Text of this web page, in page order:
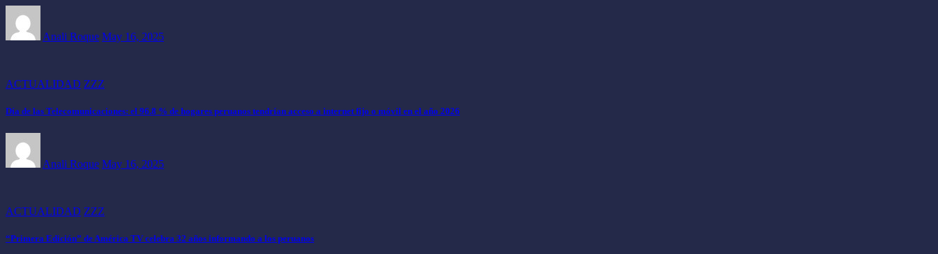
Anali Roque May 16, 2025
ACTUALIDAD ZZZ
Día de las Telecomunicaciones: el 96.8 % de hogares peruanos tendrían acceso a internet fijo o móvil en el año 2026
Anali Roque May 16, 2025
ACTUALIDAD ZZZ
“Primera Edición” de América TV celebra 32 años informando a los peruanos